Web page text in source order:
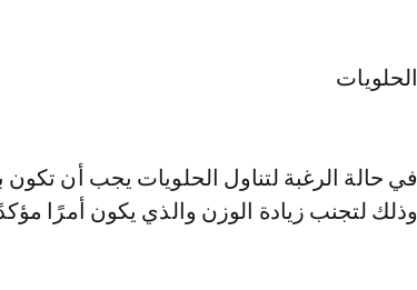
الحلويات
في حالة الرغبة لتناول الحلويات يجب أن
وذلك لتجنب زيادة الوزن والذي يكون أمرًا